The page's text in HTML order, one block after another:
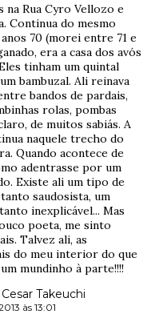
Rua Cyro Vellozo e
Continua do mesmo
70 (morei entre 71 e
era a casa dos avós
tinham um quintal
bambuzal. Ali reinava
bandos de pardais,
rolas, pombas
de muitos sabiás. A
naquele trecho do
Quando acontece de
adentrasse por um
Existe ali um tipo de
saudosista, um
inexplicável... Mas
poeta, me sinto
Talvez ali, as
do meu interior do que
mundinho à parte!!!!
Takeuchi
às 13:01